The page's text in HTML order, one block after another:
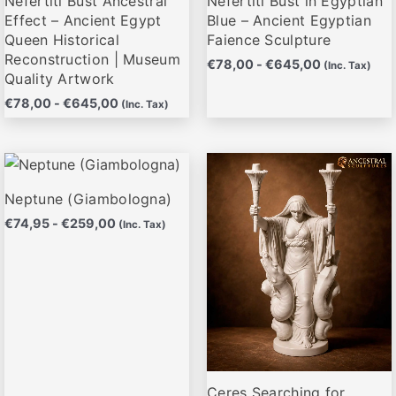
Effect – Ancient Egypt
Queen Historical
Reconstruction | Museum
Quality Artwork
€78,00 - €645,00 (Inc. Tax)
la
página
de
producto
Blue – Ancient Egyptian
Faience Sculpture
€78,00 - €645,00 (Inc. Tax)
la
página
de
Neptune (Giambologna)
€74,95 - €259,00
Rango
de
precios:
desde
€74,95
(Inc. Tax)
Este
tiene
múltiples
Rango
de
precios:
desde
€69,00
hasta
€675,00
Este
producto
múltiples
variantes.
se
pueden
elegir